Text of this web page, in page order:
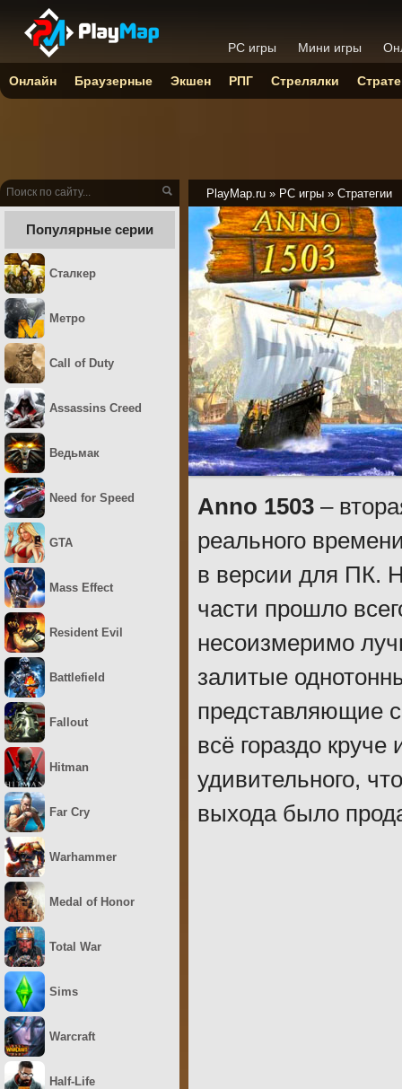
PlayMap.ru » PC игры » Стратегии
Anno 1503 –
реального
в версии для ПК.
части прошло
несоизмеримо
залитые
представляющие
всё гораздо круче
удивительного,
выхода было
Популярные серии
Сталкер
Метро
Call of Duty
Assassins Creed
Ведьмак
Need for Speed
GTA
Mass Effect
Resident Evil
Battlefield
Fallout
Hitman
Far Cry
Warhammer
Medal of Honor
Total War
Sims
Warcraft
Half-Life
PC игры Мини игры
Онлайн Браузерные Экшен РПГ Стрелялки